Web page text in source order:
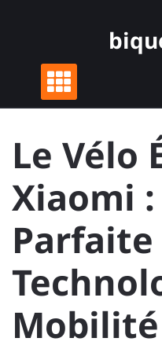
Le Vélo
Xiaomi :
Parfaite